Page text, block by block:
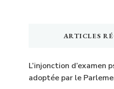
ARTICLES
L’injonction d’examen
adoptée par le